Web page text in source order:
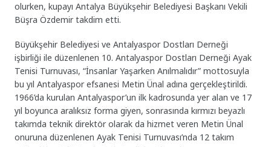
olurken, kupayı Antalya Büyükşehir Belediyesi Başkanı Vekili
Büşra Özdemir takdim etti.
Büyükşehir Belediyesi ve Antalyaspor Dostları Derneği
işbirliği ile düzenlenen 10. Antalyaspor Dostları Derneği Ayak
Tenisi Turnuvası, “İnsanlar Yaşarken Anılmalıdır” mottosuyla
bu yıl Antalyaspor efsanesi Metin Ünal adına gerçekleştirildi.
1966’da kurulan Antalyaspor’un ilk kadrosunda yer alan ve 17
yıl boyunca aralıksız forma giyen, sonrasında kırmızı beyazlı
takımda teknik direktör olarak da hizmet veren Metin Ünal
onuruna düzenlenen Ayak Tenisi Turnuvası’nda 12 takım